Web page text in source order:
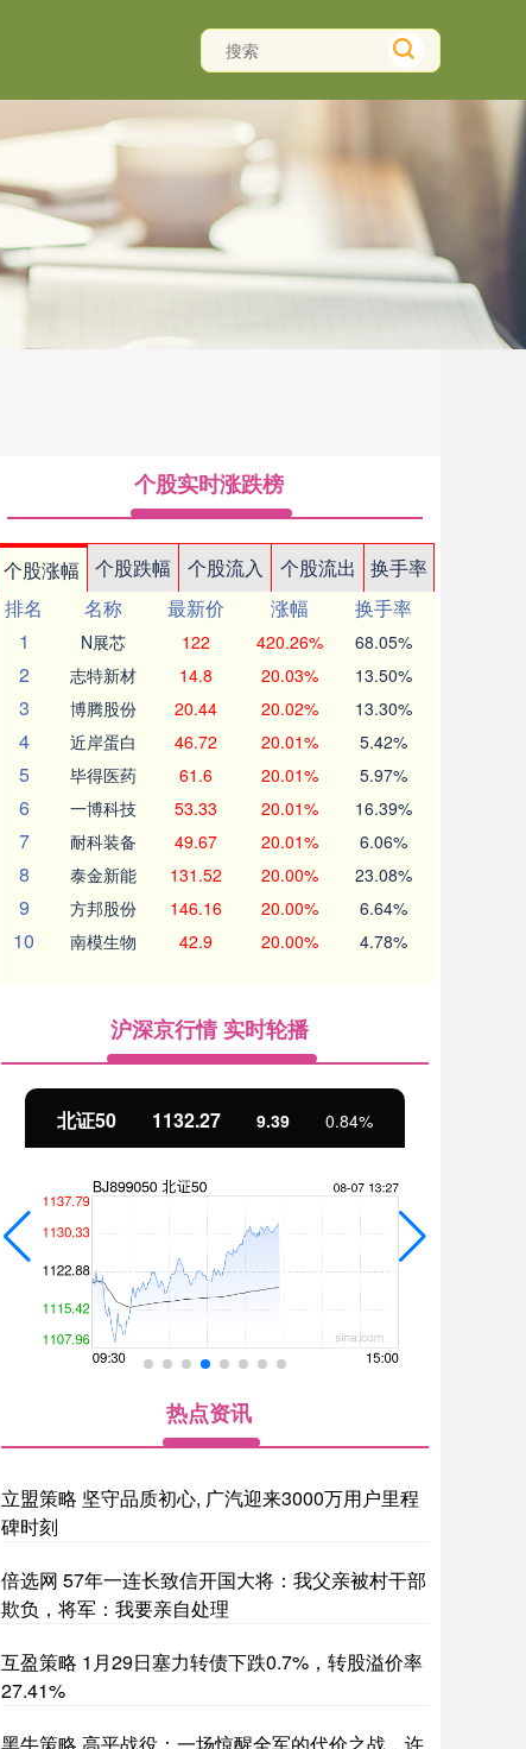
个股实时涨跌榜
个股涨幅 个股跌幅 个股流入 个股流出
换手率
排名
名称 最新价 涨幅
换手率
1
N展芯 122 420.26% 68.05%
2 志特新材 14.8 20.03% 13.50%
3 博腾股份 20.44 20.02% 13.30%
4 近岸蛋白 46.72 20.01% 5.42%
5 毕得医药 61.6 20.01% 5.97%
6 一博科技 53.33 20.01% 16.39%
7 耐科装备 49.67 20.01% 6.06%
8 泰金新能 131.52 20.00% 23.08%
9 方邦股份 146.16 20.00% 6.64%
10 南模生物 42.9 20.00% 4.78%
沪深京行情 实时轮播
北证50 1132.27 9.39 0.84%
热点资讯
立盟策略 坚守品质初心, 广汽迎来3000万用户里程
碑时刻
倍选网 57年一连长致信开国大将：我父亲被村干部
欺负，将军：我要亲自处理
互盈策略 1月29日塞力转债下跌0.7%，转股溢价率
27.41%